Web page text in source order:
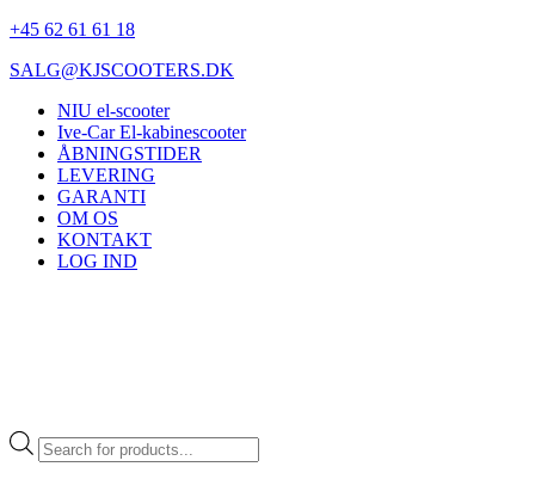
+45 62 61 61 18
SALG@KJSCOOTERS.DK
NIU el-scooter
Ive-Car El-kabinescooter
ÅBNINGSTIDER
LEVERING
GARANTI
OM OS
KONTAKT
LOG IND
Products
search